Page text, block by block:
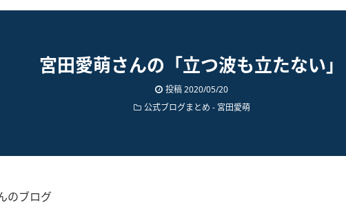
宮田愛萌さんの「立つ波も立たない」
投稿2020/05/20
公式ブログまとめ - 宮田愛萌
のブログ